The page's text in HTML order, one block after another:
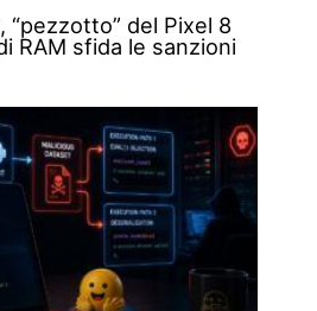
“pezzotto” del Pixel 8
RAM sfida le sanzioni